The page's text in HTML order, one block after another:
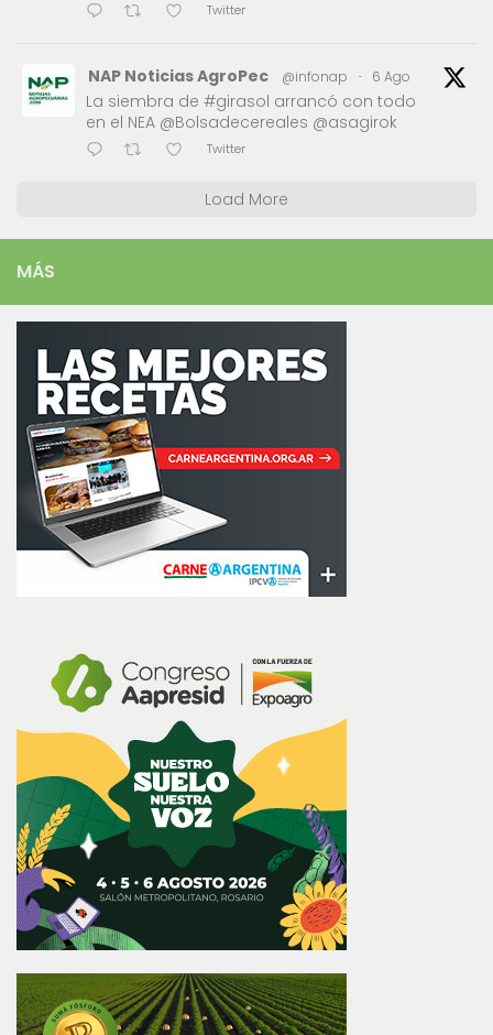
Twitter
NAP Noticias AgroPec @infonap · 6 Ago
La siembra de #girasol arrancó con todo
en el NEA @Bolsadecereales @asagirok
Twitter
Load More
MÁS